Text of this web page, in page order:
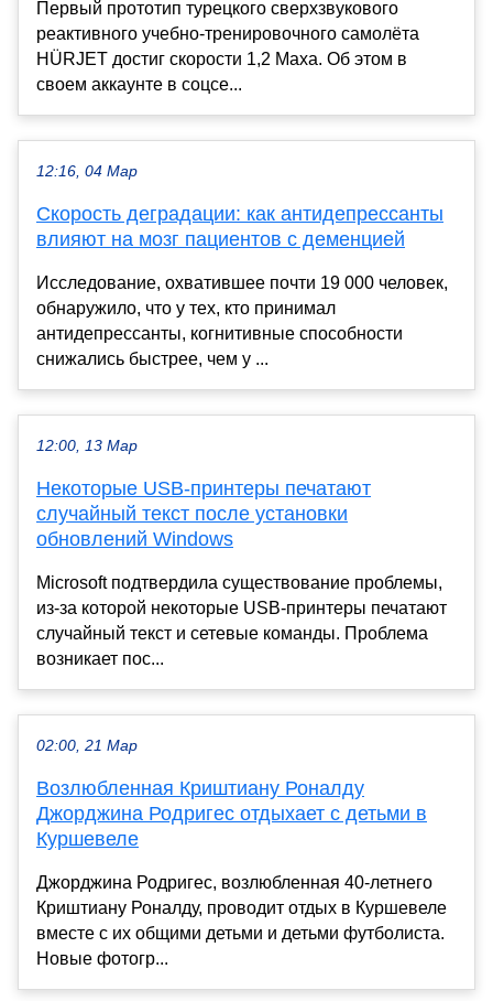
Первый прототип турецкого сверхзвукового
реактивного учебно-тренировочного самолёта
HÜRJET достиг скорости 1,2 Маха. Об этом в
своем аккаунте в соцсе...
12:16, 04 Мар
Скорость деградации: как антидепрессанты
влияют на мозг пациентов с деменцией
Исследование, охватившее почти 19 000 человек,
обнаружило, что у тех, кто принимал
антидепрессанты, когнитивные способности
снижались быстрее, чем у ...
12:00, 13 Мар
Некоторые USB-принтеры печатают
случайный текст после установки
обновлений Windows
Microsoft подтвердила существование проблемы,
из-за которой некоторые USB-принтеры печатают
случайный текст и сетевые команды. Проблема
возникает пос...
02:00, 21 Мар
Возлюбленная Криштиану Роналду
Джорджина Родригес отдыхает с детьми в
Куршевеле
Джорджина Родригес, возлюбленная 40-летнего
Криштиану Роналду, проводит отдых в Куршевеле
вместе с их общими детьми и детьми футболиста.
Новые фотогр...